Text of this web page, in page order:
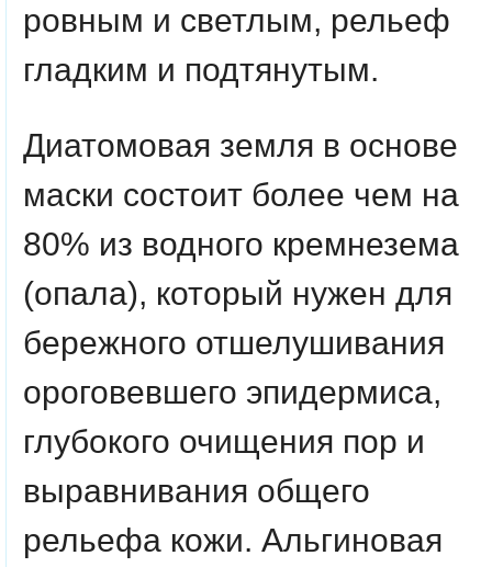
ровным и светлым, рельеф
гладким и подтянутым.
Диатомовая земля в основе
маски состоит более чем на
80% из водного кремнезема
(опала), который нужен для
бережного отшелушивания
ороговевшего эпидермиса,
глубокого очищения пор и
выравнивания общего
рельефа кожи. Альгиновая